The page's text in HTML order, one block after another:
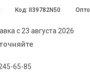
Код: II39782N50
с 23 августа 2026
65-85